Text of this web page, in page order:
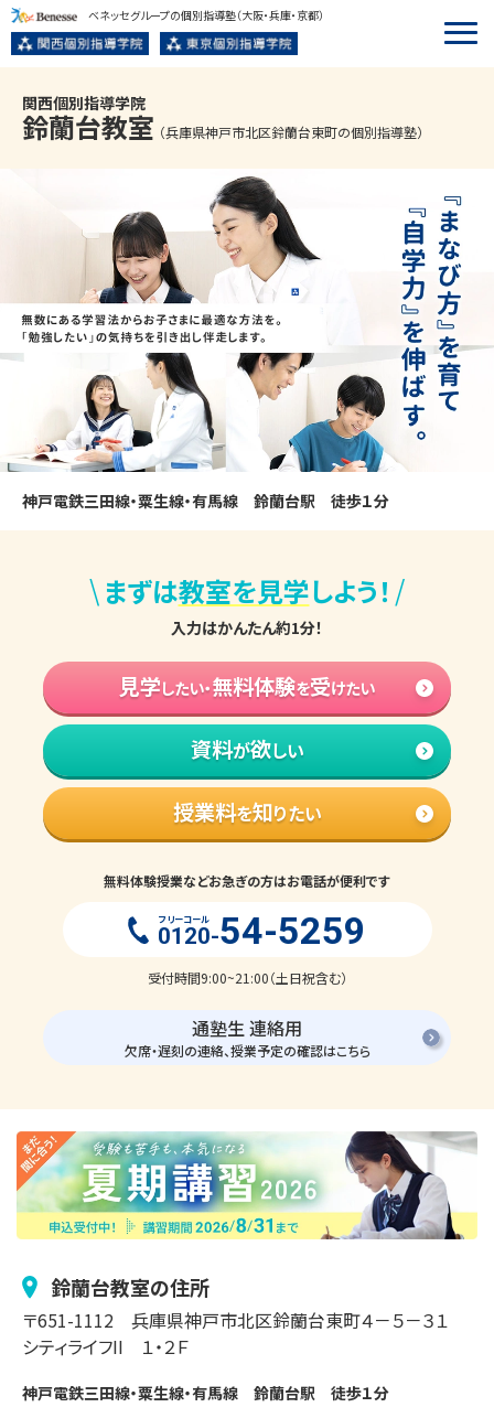
ベネッセグループの個別指導塾（大阪・兵庫・京都）
関西個別指導学院
鈴蘭台教室 （兵庫県神戸市北区鈴蘭台東町の個別指導塾）
神戸電鉄三田線・粟生線・有馬線　鈴蘭台駅　徒歩１分
\ まずは教室を見学しよう！ /
入力はかんたん約1分！
見学したい・無料体験を受けたい
資料が欲しい
授業料を知りたい
無料体験授業などお急ぎの方はお電話が便利です
フリーコール
0120-54-5259
受付時間9:00~21:00（土日祝含む）
通塾生 連絡用
欠席・遅刻の連絡、授業予定の確認はこちら
鈴蘭台教室の住所
〒651-1112 兵庫県神戸市北区鈴蘭台東町４－５－３１
シティライフII １・２Ｆ
神戸電鉄三田線・粟生線・有馬線　鈴蘭台駅　徒歩１分